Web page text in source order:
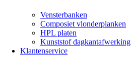
Vensterbanken
Composiet vlonderplanken
HPL platen
Kunststof dagkantafwerking
Klantenservice